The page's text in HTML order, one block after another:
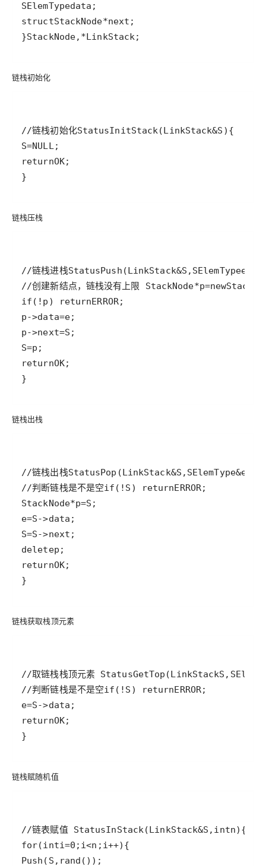
SElemTypedata
structStackNode*next
}StackNode, *LinkStack
链栈初始化
//链栈初始化StatusInitStack(LinkStack&S
S=NULL
returnOK
链栈压栈
//链栈进栈StatusPush (LinkStack&S , SElemTypee
//创建新结点，链栈没有上限 StackNode*p=new
if ( ! p ) returnERROR
p->data=e
p->next=S
S=p
returnOK
链栈出栈
//链栈出栈StatusPop (LinkStack&S , SElemType&e
//判断链栈是不是空if ( ! S ) returnERROR
StackNode*p=S
e=S->data
S=S->next
deletep
returnOK
链栈获取栈顶元素
//取链栈栈顶元素 StatusGetTop (LinkStackS ,
//判断链栈是不是空if ( ! S ) returnERROR
e=S->data
returnOK
链栈赋随机值
//链表赋值 StatusInStack(LinkStack&S , intn
for(inti=0 ; i<n ; i++
Push ( S , rand